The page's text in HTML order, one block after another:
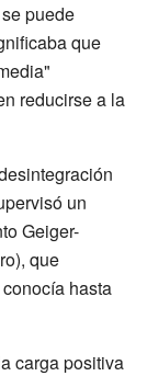
puede
que
reducirse a la
un
Geiger-
que
hasta
carga positiva